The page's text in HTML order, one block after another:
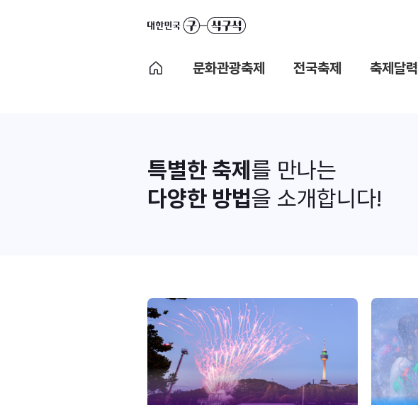
문화관광축제 전국축제 축제달력
특별한 축제 를 만나는
다양한 방법을 소개합니다!